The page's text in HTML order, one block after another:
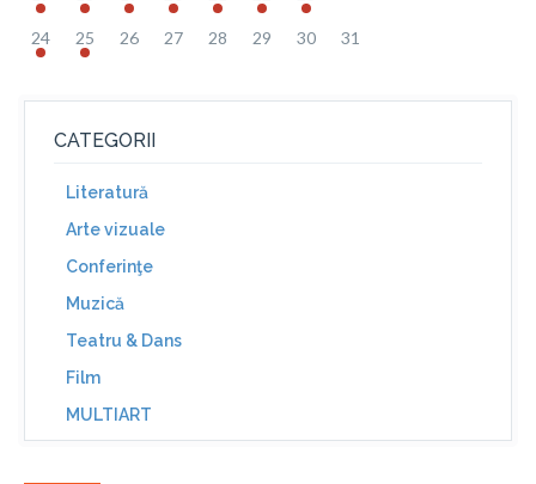
24 25 26 27 28 29 30 31
CATEGORII
Literatură
Arte vizuale
Conferinţe
Muzică
Teatru & Dans
Film
MULTIART